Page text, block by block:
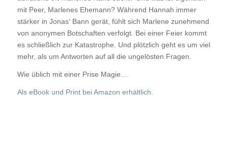
mit Peer, Marlenes Ehemann? Während Hannah immer
stärker in Jonas‘ Bann gerät, fühlt sich Marlene zunehmend
von anonymen Botschaften verfolgt. Bei einer Feier kommt
es schließlich zur Katastrophe. Und plötzlich geht es um viel
mehr, als um Antworten auf all die ungelösten Fragen.
Wie üblich mit einer Prise Magie…
Als eBook und Print bei Amazon erhältlich.